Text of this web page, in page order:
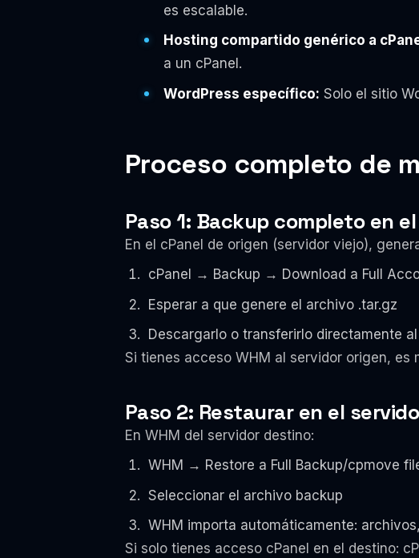
es escalable.
Hosting compartido genérico a
a un cPanel.
WordPress específico: Solo el sitio
Proceso completo de
Paso 1: Backup completo en
En el cPanel de origen (servidor viejo),
cPanel → Backup → Download a Full
Esperar a que genere el archivo .tar.gz
Descargarlo o transferirlo directamente
Si tienes acceso WHM al servidor origen,
Paso 2: Restaurar en el
En WHM del servidor destino:
WHM → Restore a Full Backup/cpmove
Seleccionar el archivo backup
WHM importa automáticamente:
Si solo tienes acceso cPanel en el destino: